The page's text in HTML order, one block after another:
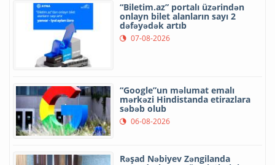
“Biletim.az” portalı üzərindən
onlayn bilet alanların sayı 2
dəfəyədək artıb
07-08-2026
“Google”un məlumat emalı
mərkəzi Hindistanda etirazlara
səbəb olub
06-08-2026
Rəşad Nəbiyev Zəngilanda